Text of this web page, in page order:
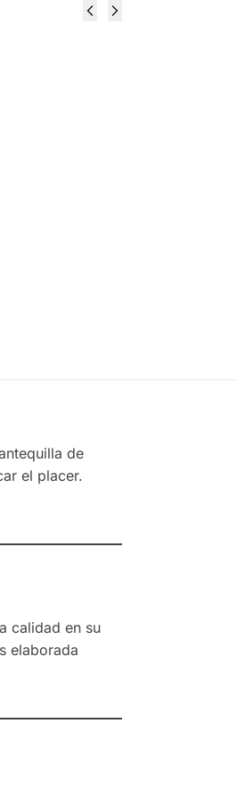
de
el placer.
calidad en su
elaborada